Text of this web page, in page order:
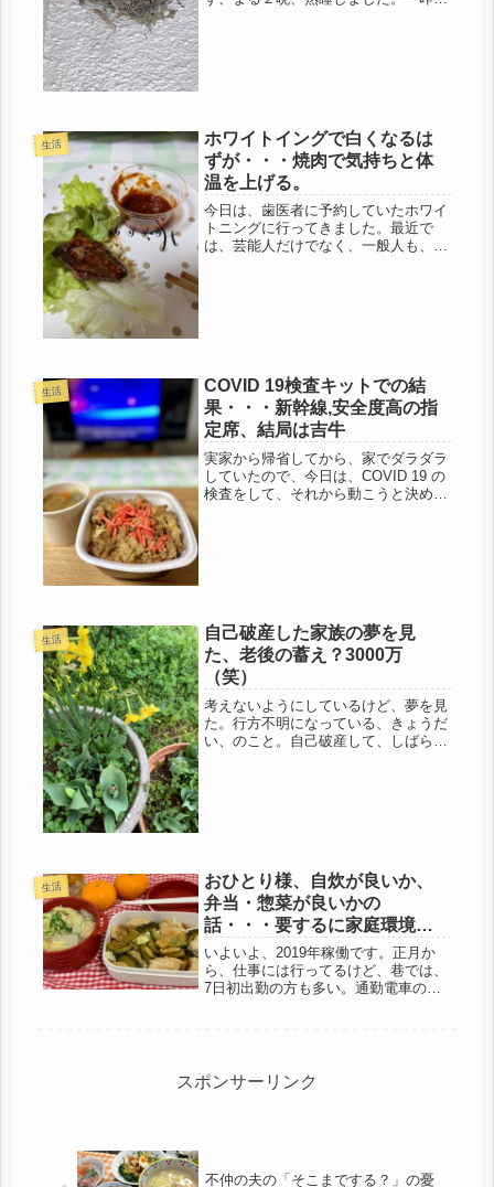
生活
ホワイトイングで白くなるは
ずが・・・焼肉で気持ちと体
温を上げる。
今日は、歯医者に予約していたホワイ
トニングに行ってきました。最近で
は、芸能人だけでなく、一般人も、ホ
生活
COVID 19検査キットでの結
果・・・新幹線,安全度高の指
定席、結局は吉牛
実家から帰省してから、家でダラダラ
していたので、今日は、COVID 19 の
検査をして、それから動こうと決め
生活
自己破産した家族の夢を見
た、老後の蓄え？3000万
（笑）
考えないようにしているけど、夢を見
た。行方不明になっている、きょうだ
い、のこと。自己破産して、しばらく
生活
おひとり様、自炊が良いか、
弁当・惣菜が良いかの
話・・・要するに家庭環境、
仲良し夫婦なら苦にならな
い？
いよいよ、2019年稼働です。正月か
ら、仕事には行ってるけど、巷では、
7日初出勤の方も多い。通勤電車の混
で、...
スポンサーリンク
不仲の夫の「そこまでする？」の憂